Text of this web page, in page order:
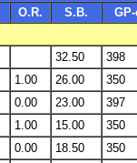
O.R. S.B.
32.50
398
1.00 26.00
350
0.00 23.00
397
1.00 15.00
350
0.00 18.50
350